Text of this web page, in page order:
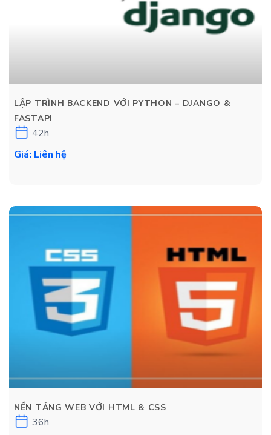
LẬP TRÌNH BACKEND VỚI PYTHON – DJANGO &
FASTAPI
42h
Giá: Liên hệ
NỀN TẢNG WEB VỚI HTML & CSS
36h